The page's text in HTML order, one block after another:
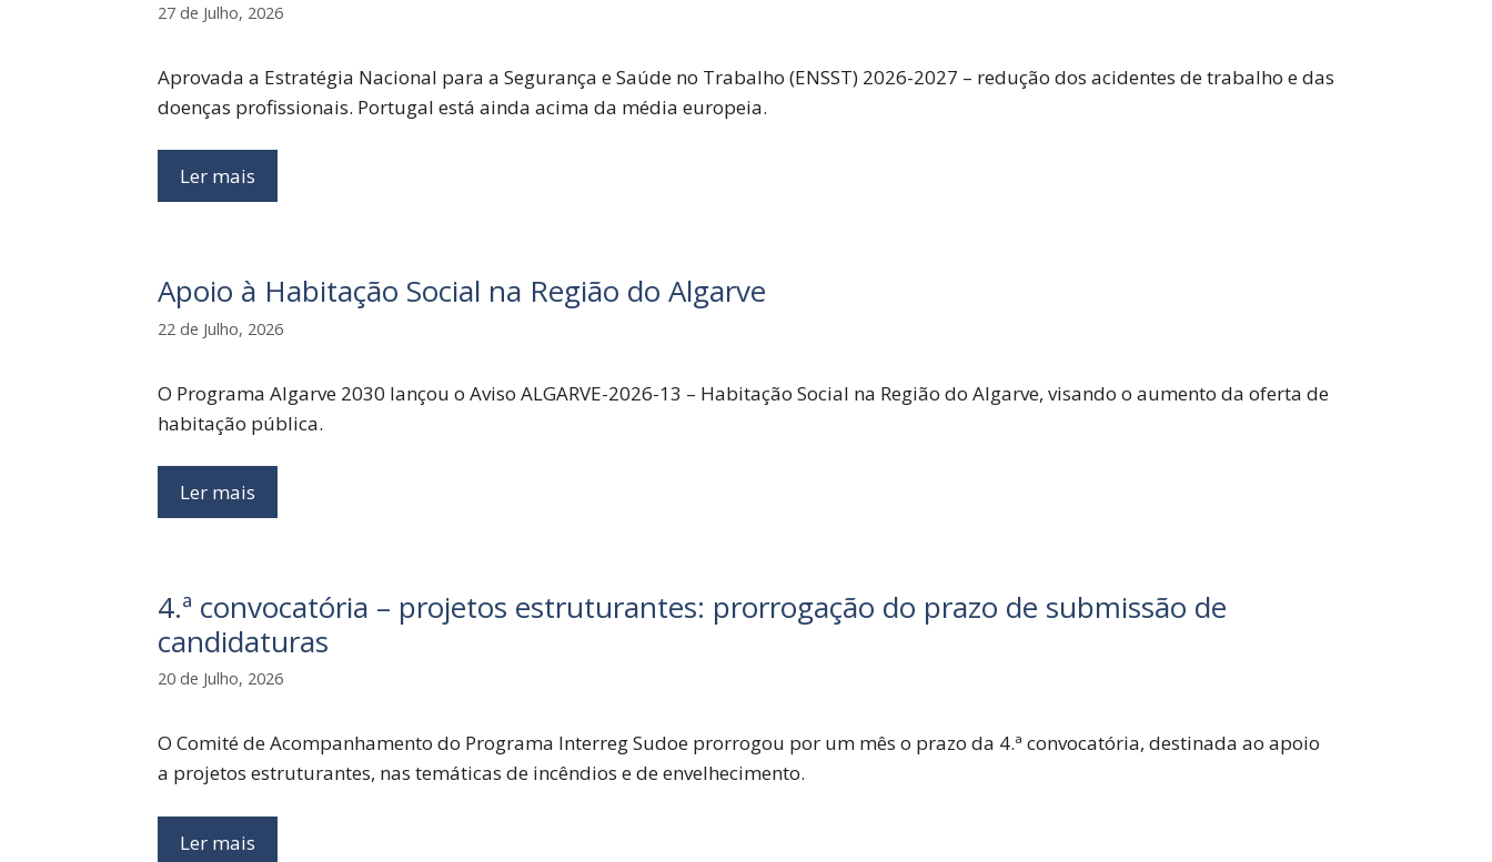
27 de Julho, 2026
Aprovada a Estratégia Nacional para a Segurança e Saúde no Trabalho (ENSST) 2026-2027 – redução dos acidentes de trabalho e das
doenças profissionais. Portugal está ainda acima da média europeia.
Ler mais
Apoio à Habitação Social na Região do Algarve
22 de Julho, 2026
O Programa Algarve 2030 lançou o Aviso ALGARVE-2026-13 – Habitação Social na Região do Algarve, visando o aumento da oferta de
habitação pública.
Ler mais
4.ª convocatória – projetos estruturantes: prorrogação do prazo de submissão de
candidaturas
20 de Julho, 2026
O Comité de Acompanhamento do Programa Interreg Sudoe prorrogou por um mês o prazo da 4.ª convocatória, destinada ao apoio
a projetos estruturantes, nas temáticas de incêndios e de envelhecimento.
Ler mais